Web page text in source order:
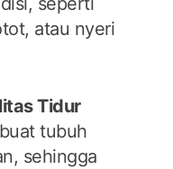
atau nyeri
Tidur
tubuh
sehingga